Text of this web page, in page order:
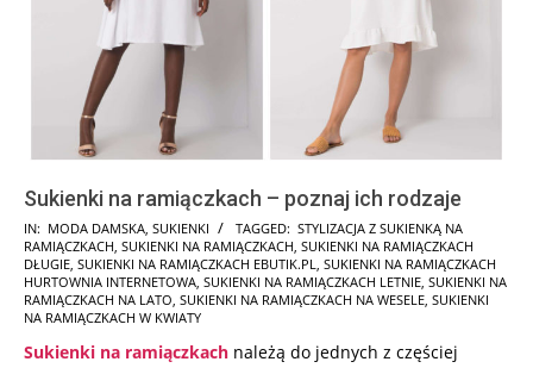
Sukienki na ramiączkach – poznaj ich rodzaje
2021-
07-
18
IN: MODA DAMSKA, SUKIENKI TAGGED: STYLIZACJA Z SUKIENKĄ NA
RAMIĄCZKACH, SUKIENKI NA RAMIĄCZKACH, SUKIENKI NA RAMIĄCZKACH
DŁUGIE, SUKIENKI NA RAMIĄCZKACH EBUTIK.PL, SUKIENKI NA RAMIĄCZKACH
HURTOWNIA INTERNETOWA, SUKIENKI NA RAMIĄCZKACH LETNIE, SUKIENKI NA
RAMIĄCZKACH NA LATO, SUKIENKI NA RAMIĄCZKACH NA WESELE, SUKIENKI
NA RAMIĄCZKACH W KWIATY
Sukienki na ramiączkach należą do jednych z częściej